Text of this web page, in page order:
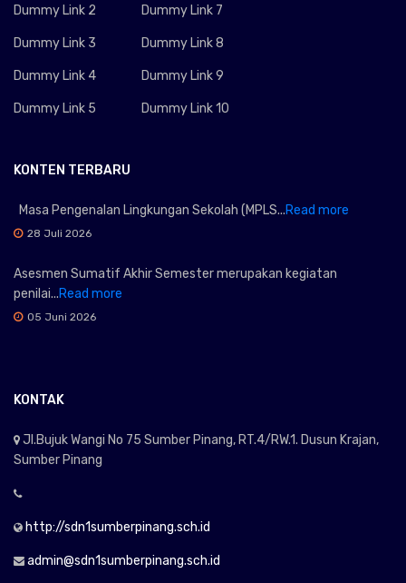
Dummy Link 2
Dummy Link 3
Dummy Link 4
Dummy Link 5
Dummy Link 7
Dummy Link 8
Dummy Link 9
Dummy Link 10
KONTEN TERBARU
Masa Pengenalan Lingkungan Sekolah (MPLS...Read more
28 Juli 2026
Asesmen Sumatif Akhir Semester merupakan kegiatan
penilai...Read more
05 Juni 2026
KONTAK
Jl.Bujuk Wangi No 75 Sumber Pinang, RT.4/RW.1. Dusun Krajan,
Sumber Pinang
http://sdn1sumberpinang.sch.id
admin@sdn1sumberpinang.sch.id